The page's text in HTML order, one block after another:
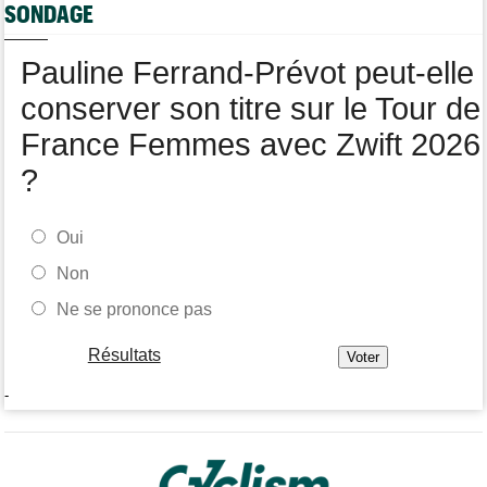
pour 1 an
Felix Gall remporte la 3e étape et prend les commandes du
général
SONDAGE
Pauline Ferrand-Prévot peut-elle
conserver son titre sur le Tour de
France Femmes avec Zwift 2026
?
Oui
Non
Ne se prononce pas
Résultats
-